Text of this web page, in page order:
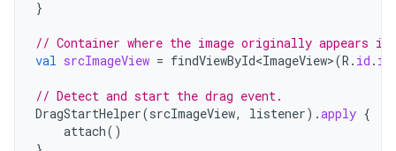
}
// Container where the image originally appears in
val srcImageView = findViewById<ImageView>(R . id .
// Detect and start the drag event.
DragStartHelper(srcImageView, listener).apply {
attach()